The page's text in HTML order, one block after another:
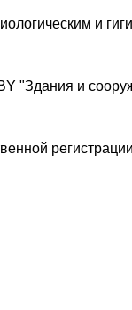
и
"Здания и
регистрации